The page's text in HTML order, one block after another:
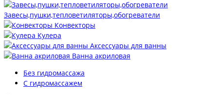
Завесы,пушки,тепловетиляторы,обогреватели
Конвекторы
Кулера
Аксессуары для ванны
Ванна акриловая
Без гидромассажа
С гидромассажем